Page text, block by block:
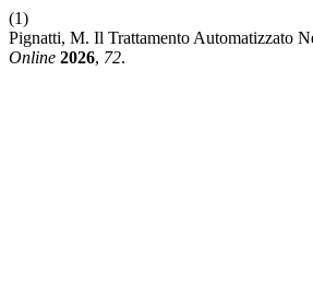
(1)
Pignatti, M. Il Trattamento Automatizzato
Online 2026, 72.